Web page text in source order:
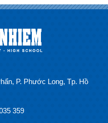
P. Phước Long, Tp. Hồ
359